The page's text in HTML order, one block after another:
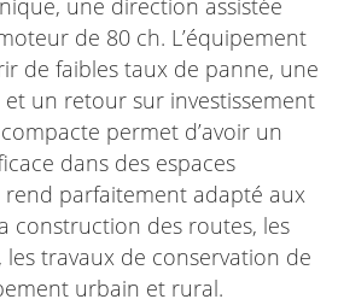
une direction assistée
de 80 ch. L’équipement
de faibles taux de panne, une
un retour sur investissement
permet d’avoir un
dans des espaces
rend parfaitement adapté aux
construction des routes, les
travaux de conservation de
urbain et rural.